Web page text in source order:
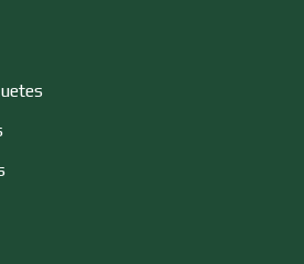
Empresariales